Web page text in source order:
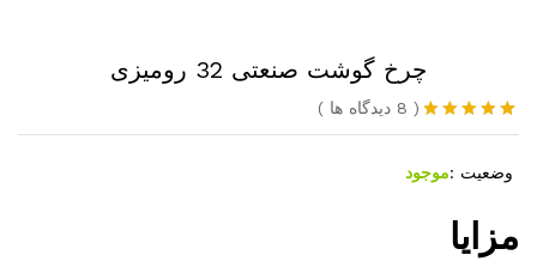
چرخ گوشت صنعتی 32 رومیزی
امتیازدهی
8
امتیازدهی
(
8 دیدگاه ها )
وضعیت :موجود
مزایا